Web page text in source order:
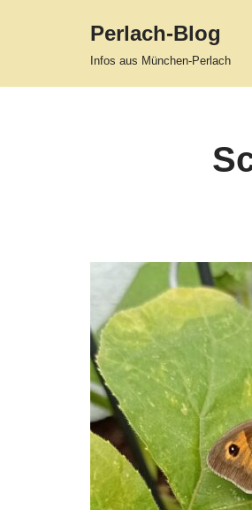
Perlach-Blog
Infos aus München-Perlach